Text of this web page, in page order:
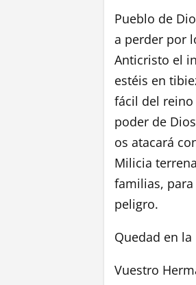
Pueblo de
a perder por
Anticristo el
estéis en
fácil del
poder de
os atacará
Milicia
familias,
peligro.
Quedad en
Vuestro